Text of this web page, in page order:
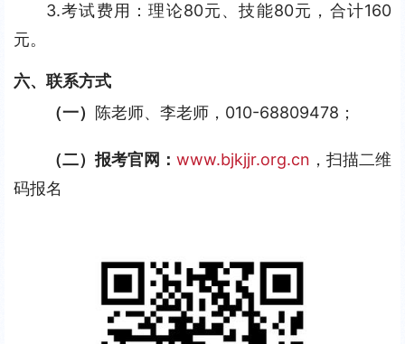
3.考试费用：理论80元、技能80元，合计160
元。
六、联系方式
（一） 陈老师、李老师，010-68809478；
（二）报考官网： www.bjkjjr.org.cn ，扫描二维
码报名